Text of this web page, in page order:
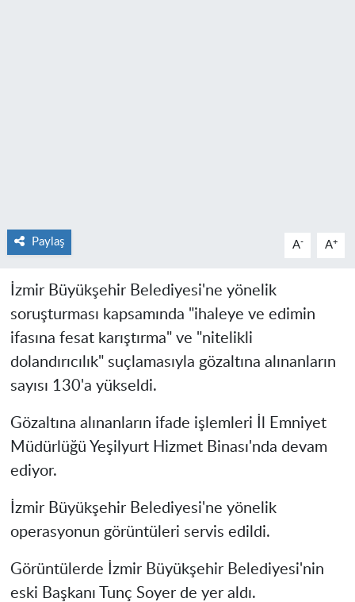
Paylaş A- A+
İzmir Büyükşehir Belediyesi'ne yönelik
soruşturması kapsamında "ihaleye ve edimin
ifasına fesat karıştırma" ve "nitelikli
dolandırıcılık" suçlamasıyla gözaltına alınanların
sayısı 130'a yükseldi.
Gözaltına alınanların ifade işlemleri İl Emniyet
Müdürlüğü Yeşilyurt Hizmet Binası'nda devam
ediyor.
İzmir Büyükşehir Belediyesi'ne yönelik
operasyonun görüntüleri servis edildi.
Görüntülerde İzmir Büyükşehir Belediyesi'nin
eski Başkanı Tunç Soyer de yer aldı.